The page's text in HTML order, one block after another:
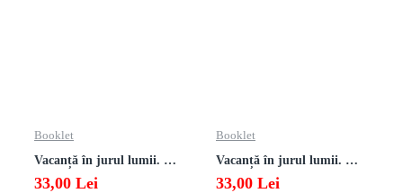
Booklet
Vacanță în jurul lumii. Matematică clasa a VII-a – EDIȚIA 2026
33,00 Lei
Booklet
Vacanță în jurul lumii. Matematică clasa a VI-a – EDIȚIA 2026
33,00 Lei